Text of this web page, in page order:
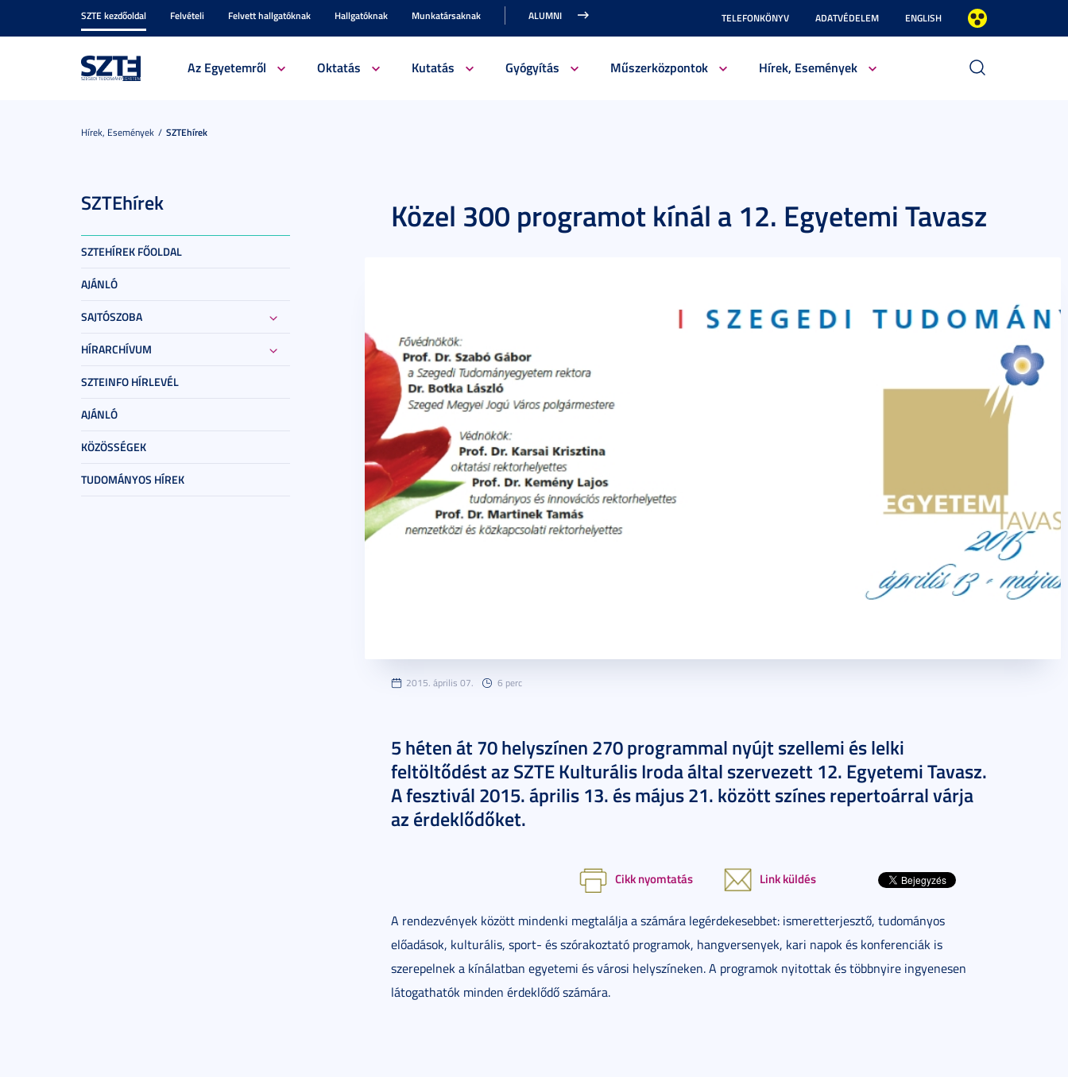
SZTE kezdőoldal Felvételi Felvett hallgatóknak Hallgatóknak Munkatársaknak ALUMNI TELEFONKÖNYV ADATVÉDELEM ENGLISH
Az Egyetemről Oktatás Kutatás Gyógyítás Műszerközpontok Hírek, Események
Hírek, Események SZTEhírek
SZTEhírek
SZTEHÍREK FŐOLDAL
AJÁNLÓ
SAJTÓSZOBA
HÍRARCHÍVUM
SZTEINFO HÍRLEVÉL
AJÁNLÓ
KÖZÖSSÉGEK
TUDOMÁNYOS HÍREK
Közel 300 programot kínál a 12. Egyetemi Tavasz
2015. április 07. 6 perc
5 héten át 70 helyszínen 270 programmal nyújt szellemi és lelki
feltöltődést az SZTE Kulturális Iroda által szervezett 12. Egyetemi Tavasz.
A fesztivál 2015. április 13. és május 21. között színes repertoárral várja
az érdeklődőket.
Cikk nyomtatás Link küldés
A rendezvények között mindenki megtalálja a számára legérdekesebbet: ismeretterjesztő, tudományos
előadások, kulturális, sport- és szórakoztató programok, hangversenyek, kari napok és konferenciák is
szerepelnek a kínálatban egyetemi és városi helyszíneken. A programok nyitottak és többnyire ingyenesen
látogathatók minden érdeklődő számára.